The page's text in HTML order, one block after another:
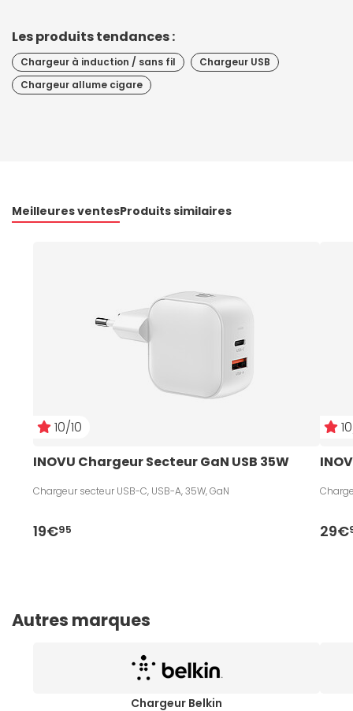
Les produits tendances :
Chargeur à induction / sans fil
Chargeur USB
Chargeur allume cigare
Meilleures ventesProduits similaires
10/10
INOVU Chargeur Secteur GaN USB 35W
Chargeur secteur USB-C, USB-A, 35W, GaN
19€95 29€
Autres marques
Chargeur Belkin